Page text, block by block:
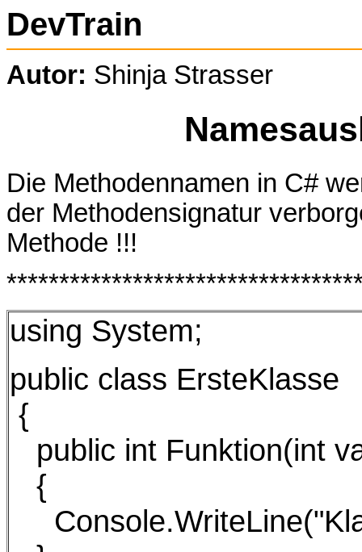
DevTrain
Autor: Shinja Strasser
Die Methodennamen in C#
der Methodensignatur
Methode !!!
using System;
public class ErsteKlasse
{
public int Funktion(int
{